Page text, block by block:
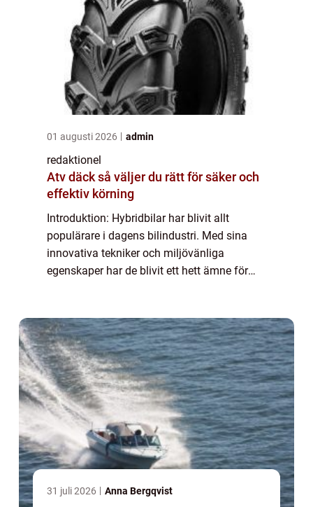
01 augusti 2026 admin
redaktionel
Atv däck så väljer du rätt för säker och
effektiv körning
Introduktion: Hybridbilar har blivit allt
populärare i dagens bilindustri. Med sina
innovativa tekniker och miljövänliga
egenskaper har de blivit ett hett ämne för
guide ti...
31 juli 2026 Anna Bergqvist